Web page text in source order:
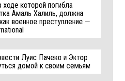
ходе которой погибла
Амаль Халиль, должна
военное преступление —
Луис Пачеко и Эктор
домой к своим семьям